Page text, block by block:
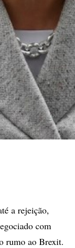
a rejeição,
com
rumo ao Brexit.